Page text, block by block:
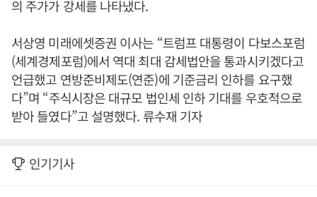
의 주가가 강세를 나타냈다.
서상영 미래에셋증권 이사는 “트럼프 대통령이 다보스포럼
(세계경제포럼)에서 역대 최대 감세법안을 통과시키겠다고
언급했고 연방준비제도(연준)에 기준금리 인하를 요구했
다”며 “주식시장은 대규모 법인세 인하 기대를 우호적으로
받아 들였다”고 설명했다. 류수재 기자
인기기사